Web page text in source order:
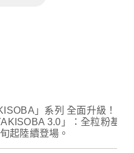
」系列 全面升級！
3.0」：全粒粉基
起陸續登場。